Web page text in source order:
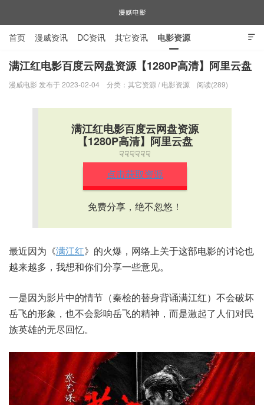

首页 漫威资讯 DC资讯 其它资讯 电影资源
电视剧资源 漫威图片
满江红电影百度云网盘资源【1280P高清】阿里云盘
漫威电影 发布于 2023-02-04 分类： 其它资源 / 电影资源 阅读(289)
满江红电影百度云网盘资源
【1280P高清】阿里云盘
☟☟☟☟☟☟
点击获取资源
免费分享，绝不忽悠！
最近因为《满江红》的火爆，网络上关于这部电影的讨论也
越来越多，我想和你们分享一些意见。
一是因为影片中的情节（秦桧的替身背诵满江红）不会破坏
岳飞的形象，也不会影响岳飞的精神，而是激起了人们对民
族英雄的无尽回忆。